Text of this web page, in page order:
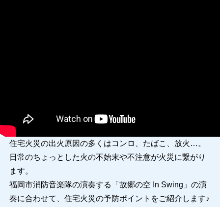
住宅火災の出火原因の多くはコンロ、たばこ、放火…。
日常のちょっとした火の不始末や不注意が火災に繋がり
ます。
福岡市消防音楽隊の演奏する「故郷の空 In Swing」の演
奏に合わせて、住宅火災の予防ポイントをご紹介します♪